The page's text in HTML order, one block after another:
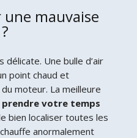
mauvaise
délicate. Une bulle d’air
point chaud et
moteur. La meilleure
prendre votre temps
bien localiser toutes les
anormalement